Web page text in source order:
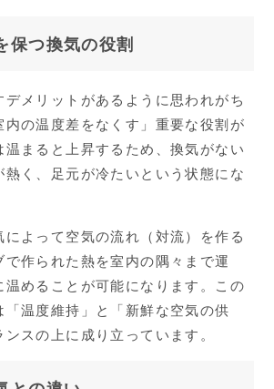
保つ換気の役割
メリットがあるように思われがち
内の温度差をなくす」重要な役割が
温まると上昇するため、換気がない
熱く、足元が冷たいという状態にな
よって空気の流れ（対流）を作る
で作られた熱を室内の隅々まで運
めることが可能になります。この
「温度維持」と「新鮮な空気の供
スの上に成り立っています。